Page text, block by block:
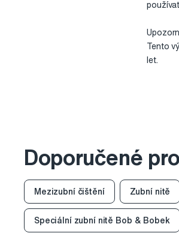
Tento
let.
Doporučené
Mezizubní čištění Zubní nitě
Speciální zubní nitě Bob & Bobek